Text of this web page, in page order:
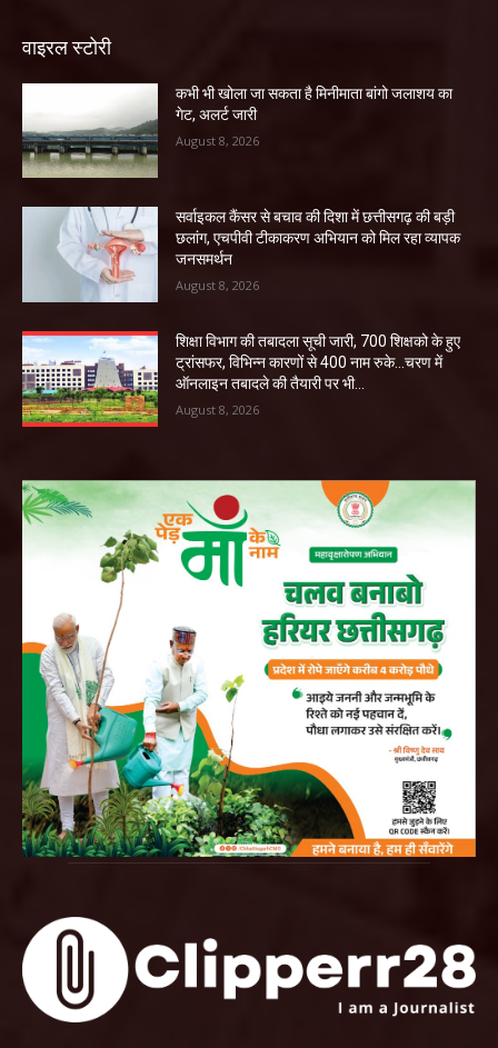
वाइरल स्टोरी
कभी भी खोला जा सकता है मिनीमाता बांगो जलाशय का
गेट, अलर्ट जारी
August 8, 2026
सर्वाइकल कैंसर से बचाव की दिशा में छत्तीसगढ़ की बड़ी
छलांग, एचपीवी टीकाकरण अभियान को मिल रहा व्यापक
जनसमर्थन
August 8, 2026
शिक्षा विभाग की तबादला सूची जारी, 700 शिक्षको के हुए
ट्रांसफर, विभिन्न कारणों से 400 नाम रुके…चरण में
ऑनलाइन तबादले की तैयारी पर भी...
August 8, 2026